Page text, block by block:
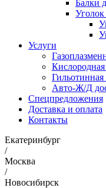
Балки
Уголок
Услуги
Кислородная
Гильотинная
Авто-Ж/Д
Спецпредложения
Доставка и оплата
Контакты
Екатеринбург
/
Москва
/
Новосибирск